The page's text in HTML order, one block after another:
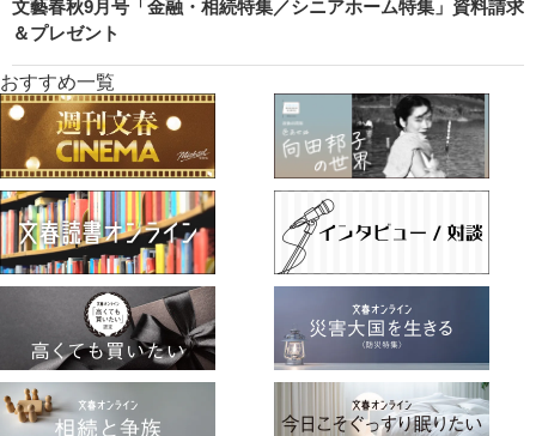
文藝春秋9月号「金融・相続特集／シニアホーム特集」資料請求
＆プレゼント
おすすめ一覧